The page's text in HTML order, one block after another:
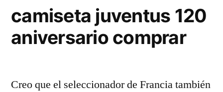
camiseta juventus 120
aniversario comprar
Creo que el seleccionador de Francia también